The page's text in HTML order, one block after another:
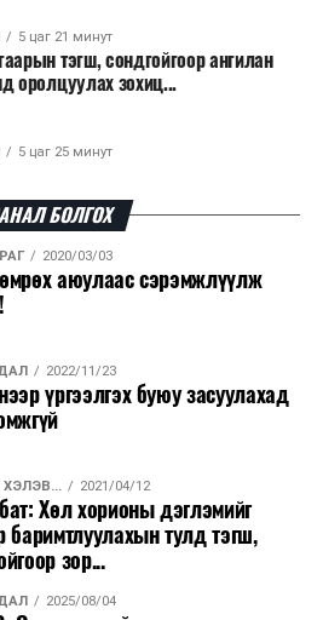
5 цаг 21 минут
тэгш, сондгойгоор ангилан
оролцуулах зохиц...
5 цаг 25 минут
төвүүдийн авто зогсо...
5 цаг 28 минут
онцгой байдлын
хамтарсан дадлага сургуул...
5 цаг 35 минут
өдөртөө 20 хэм дулаан
2026/08/07
зочид, төлөөлөгчдөд үйлчлэх 250
сургалтад х...
2026/08/07
БОЛГОХ
2020/03/03
аюулаас сэрэмжлүүлж
2022/11/23
үргээлгэх буюу засуулахад
2021/04/12
Хөл хорионы дэглэмийг
баримтлуулахын тулд тэгш,
зор...
2025/08/04